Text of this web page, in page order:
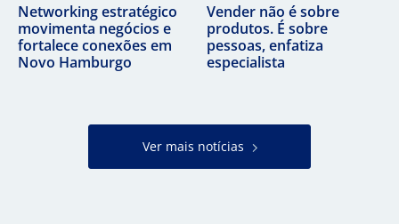
Networking estratégico
movimenta negócios e
fortalece conexões em
Novo Hamburgo
Vender não é sobre
produtos. É sobre
pessoas, enfatiza
especialista
Ver mais notícias